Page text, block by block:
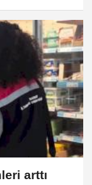
arttı